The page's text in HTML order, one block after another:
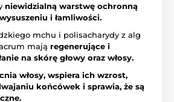
niewidzialną warstwę ochronną
i łamliwości.
mchu i polisacharydy z alg
mają regenerujące i
na skórę głowy oraz włosy.
włosy, wspiera ich wzrost,
końcówek i sprawia, że są